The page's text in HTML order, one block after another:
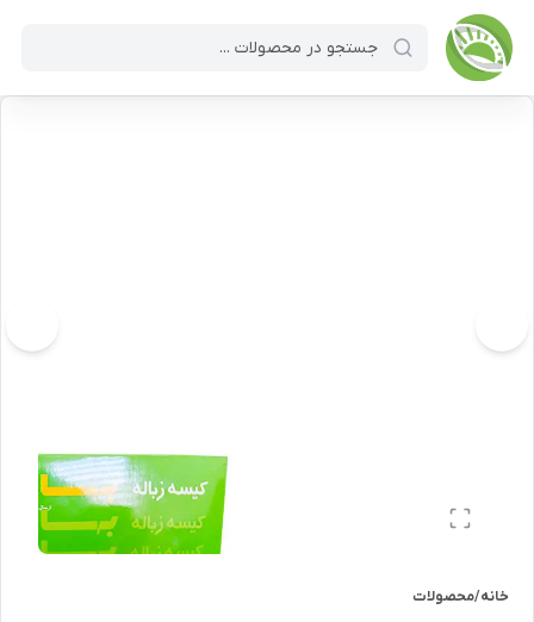
خانه/محصولات